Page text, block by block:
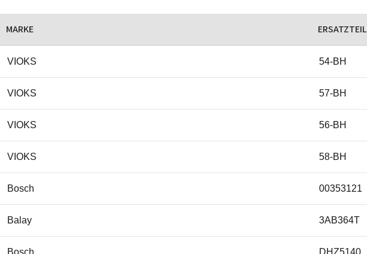
MARKE
VIOKS 54-BH
VIOKS 57-BH
VIOKS 56-BH
VIOKS 58-BH
Bosch 00353121
Balay 3AB364T
Bosch DHZ5140